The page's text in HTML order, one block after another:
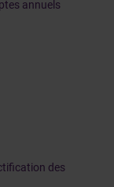
annuels
des